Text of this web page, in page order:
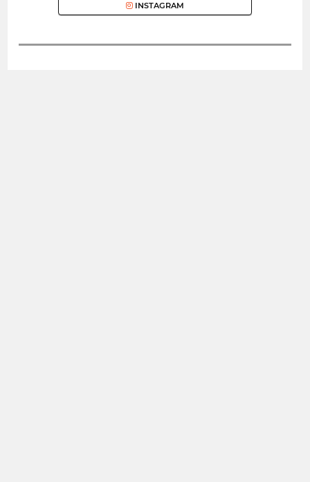
INSTAGRAM